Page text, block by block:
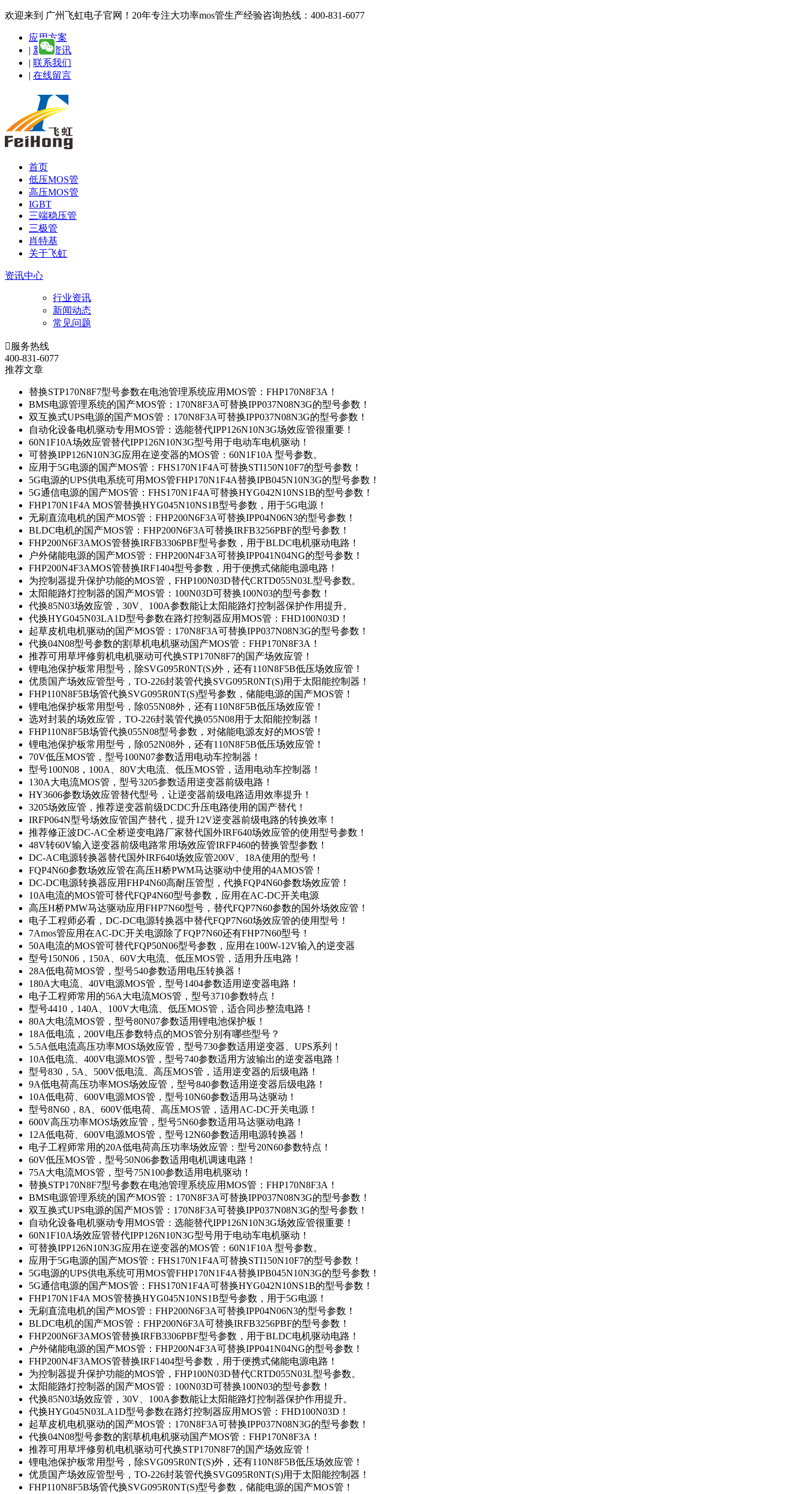
欢迎来到 广州飞虹电子官网！20年专注大功率mos管生产经验咨询热线：400-831-6077
应用方案
| 新闻资讯
| 联系我们
| 在线留言
首页
低压MOS管
高压MOS管
IGBT
三端稳压管
三极管
肖特基
关于飞虹
资讯中心
行业资讯
新闻动态
常见问题
 服务热线
400-831-6077
推荐文章
替换STP170N8F7型号参数在电池管理系统应用MOS管：FHP170N8F3A！
BMS电源管理系统的国产MOS管：170N8F3A可替换IPP037N08N3G的型号参数！
双互换式UPS电源的国产MOS管：170N8F3A可替换IPP037N08N3G的型号参数！
自动化设备电机驱动专用MOS管：选能替代IPP126N10N3G场效应管很重要！
60N1F10A场效应管替代IPP126N10N3G型号用于电动车电机驱动！
可替换IPP126N10N3G应用在逆变器的MOS管：60N1F10A 型号参数。
应用于5G电源的国产MOS管：FHS170N1F4A可替换STI150N10F7的型号参数！
5G电源的UPS供电系统可用MOS管FHP170N1F4A替换IPB045N10N3G的型号参数！
5G通信电源的国产MOS管：FHS170N1F4A可替换HYG042N10NS1B的型号参数！
FHP170N1F4A MOS管替换HYG045N10NS1B型号参数，用于5G电源！
无刷直流电机的国产MOS管：FHP200N6F3A可替换IPP04N06N3的型号参数！
BLDC电机的国产MOS管：FHP200N6F3A可替换IRFB3256PBF的型号参数！
FHP200N6F3AMOS管替换IRFB3306PBF型号参数，用于BLDC电机驱动电路！
户外储能电源的国产MOS管：FHP200N4F3A可替换IPP041N04NG的型号参数！
FHP200N4F3AMOS管替换IRF1404型号参数，用于便携式储能电源电路！
为控制器提升保护功能的MOS管，FHP100N03D替代CRTD055N03L型号参数。
太阳能路灯控制器的国产MOS管：100N03D可替换100N03的型号参数！
代换85N03场效应管，30V、100A参数能让太阳能路灯控制器保护作用提升。
代换HYG045N03LA1D型号参数在路灯控制器应用MOS管：FHD100N03D！
起草皮机电机驱动的国产MOS管：170N8F3A可替换IPP037N08N3G的型号参数！
代换04N08型号参数的割草机电机驱动国产MOS管：FHP170N8F3A！
推荐可用草坪修剪机电机驱动可代换STP170N8F7的国产场效应管！
锂电池保护板常用型号，除SVG095R0NT(S)外，还有110N8F5B低压场效应管！
优质国产场效应管型号，TO-226封装管代换SVG095R0NT(S)用于太阳能控制器！
FHP110N8F5B场管代换SVG095R0NT(S)型号参数，储能电源的国产MOS管！
锂电池保护板常用型号，除055N08外，还有110N8F5B低压场效应管！
选对封装的场效应管，TO-226封装管代换055N08用于太阳能控制器！
FHP110N8F5B场管代换055N08型号参数，对储能电源友好的MOS管！
锂电池保护板常用型号，除052N08外，还有110N8F5B低压场效应管！
70V低压MOS管，型号100N07参数适用电动车控制器！
型号100N08，100A、80V大电流、低压MOS管，适用电动车控制器！
130A大电流MOS管，型号3205参数适用逆变器前级电路！
HY3606参数场效应管替代型号，让逆变器前级电路适用效率提升！
3205场效应管，推荐逆变器前级DCDC升压电路使用的国产替代！
IRFP064N型号场效应管国产替代，提升12V逆变器前级电路的转换效率！
推荐修正波DC-AC全桥逆变电路厂家替代国外IRF640场效应管的使用型号参数！
48V转60V输入逆变器前级电路常用场效应管IRFP460的替换管型参数！
DC-AC电源转换器替代国外IRF640场效应管200V、18A使用的型号！
FQP4N60参数场效应管在高压H桥PWM马达驱动中使用的4AMOS管！
DC-DC电源转换器应用FHP4N60高耐压管型，代换FQP4N60参数场效应管！
10A电流的MOS管可替代FQP4N60型号参数，应用在AC-DC开关电源
高压H桥PMW马达驱动应用FHP7N60型号，替代FQP7N60参数的国外场效应管！
电子工程师必看，DC-DC电源转换器中替代FQP7N60场效应管的使用型号！
7Amos管应用在AC-DC开关电源除了FQP7N60还有FHP7N60型号！
50A电流的MOS管可替代FQP50N06型号参数，应用在100W-12V输入的逆变器
型号150N06，150A、60V大电流、低压MOS管，适用升压电路！
28A低电荷MOS管，型号540参数适用电压转换器！
180A大电流、40V电源MOS管，型号1404参数适用逆变器电路！
电子工程师常用的56A大电流MOS管，型号3710参数特点！
型号4410，140A、100V大电流、低压MOS管，适合同步整流电路！
80A大电流MOS管，型号80N07参数适用锂电池保护板！
18A低电流，200V电压参数特点的MOS管分别有哪些型号？
5.5A低电流高压功率MOS场效应管，型号730参数适用逆变器、UPS系列！
10A低电流、400V电源MOS管，型号740参数适用方波输出的逆变器电路！
型号830，5A、500V低电流、高压MOS管，适用逆变器的后级电路！
9A低电荷高压功率MOS场效应管，型号840参数适用逆变器后级电路！
10A低电荷、600V电源MOS管，型号10N60参数适用马达驱动！
型号8N60，8A、600V低电荷、高压MOS管，适用AC-DC开关电源！
600V高压功率MOS场效应管，型号5N60参数适用马达驱动电路！
12A低电荷、600V电源MOS管，型号12N60参数适用电源转换器！
电子工程师常用的20A低电荷高压功率场效应管：型号20N60参数特点！
60V低压MOS管，型号50N06参数适用电机调速电路！
75A大电流MOS管，型号75N100参数适用电机驱动！
替换STP170N8F7型号参数在电池管理系统应用MOS管：FHP170N8F3A！
BMS电源管理系统的国产MOS管：170N8F3A可替换IPP037N08N3G的型号参数！
双互换式UPS电源的国产MOS管：170N8F3A可替换IPP037N08N3G的型号参数！
自动化设备电机驱动专用MOS管：选能替代IPP126N10N3G场效应管很重要！
60N1F10A场效应管替代IPP126N10N3G型号用于电动车电机驱动！
可替换IPP126N10N3G应用在逆变器的MOS管：60N1F10A 型号参数。
应用于5G电源的国产MOS管：FHS170N1F4A可替换STI150N10F7的型号参数！
5G电源的UPS供电系统可用MOS管FHP170N1F4A替换IPB045N10N3G的型号参数！
5G通信电源的国产MOS管：FHS170N1F4A可替换HYG042N10NS1B的型号参数！
FHP170N1F4A MOS管替换HYG045N10NS1B型号参数，用于5G电源！
无刷直流电机的国产MOS管：FHP200N6F3A可替换IPP04N06N3的型号参数！
BLDC电机的国产MOS管：FHP200N6F3A可替换IRFB3256PBF的型号参数！
FHP200N6F3AMOS管替换IRFB3306PBF型号参数，用于BLDC电机驱动电路！
户外储能电源的国产MOS管：FHP200N4F3A可替换IPP041N04NG的型号参数！
FHP200N4F3AMOS管替换IRF1404型号参数，用于便携式储能电源电路！
为控制器提升保护功能的MOS管，FHP100N03D替代CRTD055N03L型号参数。
太阳能路灯控制器的国产MOS管：100N03D可替换100N03的型号参数！
代换85N03场效应管，30V、100A参数能让太阳能路灯控制器保护作用提升。
代换HYG045N03LA1D型号参数在路灯控制器应用MOS管：FHD100N03D！
起草皮机电机驱动的国产MOS管：170N8F3A可替换IPP037N08N3G的型号参数！
代换04N08型号参数的割草机电机驱动国产MOS管：FHP170N8F3A！
推荐可用草坪修剪机电机驱动可代换STP170N8F7的国产场效应管！
锂电池保护板常用型号，除SVG095R0NT(S)外，还有110N8F5B低压场效应管！
优质国产场效应管型号，TO-226封装管代换SVG095R0NT(S)用于太阳能控制器！
FHP110N8F5B场管代换SVG095R0NT(S)型号参数，储能电源的国产MOS管！